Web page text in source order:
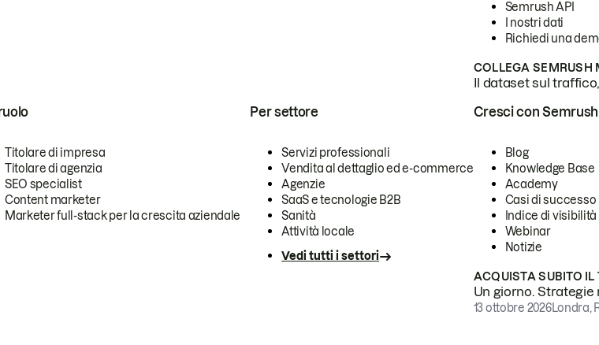
Semrush API
I nostri dati
Richiedi una
COLLEGA SEMRUSH
Il dataset sul
Titolare di impresa
Titolare di agenzia
SEO specialist
Content marketer
Marketer full-stack per la crescita aziendale
Per settore
Servizi professionali
Vendita al dettaglio ed e-commerce
Agenzie
SaaS e tecnologie B2B
Sanità
Attività locale
Vedi tutti i settori
Cresci con Semrush
Blog
Knowledge Base
Academy
Casi di successo
Indice di visibilità
Webinar
Notizie
ACQUISTA SUBITO IL
Un giorno.
13 ottobre 2026Londra,